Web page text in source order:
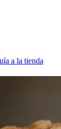
a la tienda